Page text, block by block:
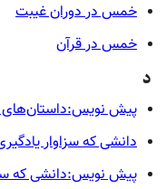
خمس در دوران غیبت
خمس در قرآن
د
پیش
دانشی كه سزاوار
پیش نویس:دانشی كه